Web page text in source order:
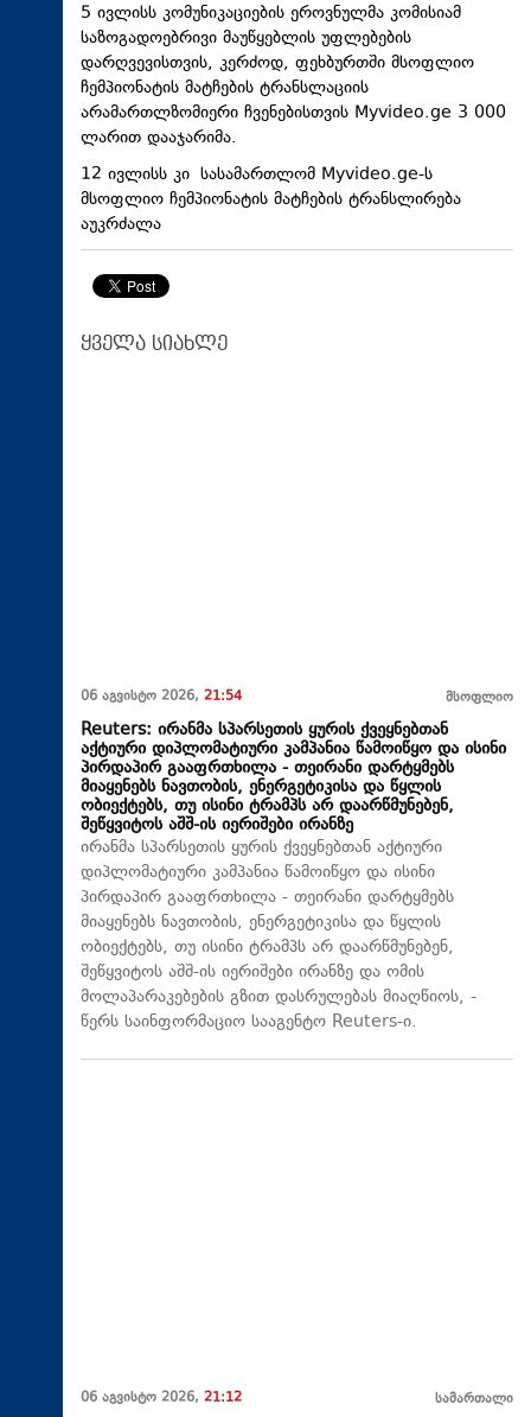
5 ივლისს კომუნიკაციების ეროვნულმა კომისიამ
საზოგადოებრივი მაუწყებლის უფლებების
დარღვევისთვის, კერძოდ, ფეხბურთში მსოფლიო
ჩემპიონატის მატჩების ტრანსლაციის
არამართლზომიერი ჩვენებისთვის Myvideo.ge 3 000
ლარით დააჯარიმა.
12 ივლისს კი სასამართლომ Myvideo.ge-ს
მსოფლიო ჩემპიონატის მატჩების ტრანსლირება
აუკრძალა
ყველა სიახლე
06 აგვისტო 2026, 21:54 მსოფლიო
Reuters: ირანმა სპარსეთის ყურის ქვეყნებთან
აქტიური დიპლომატიური კამპანია წამოიწყო და ისინი
პირდაპირ გააფრთხილა - თეირანი დარტყმებს
მიაყენებს ნავთობის, ენერგეტიკისა და წყლის
ობიექტებს, თუ ისინი ტრამპს არ დაარწმუნებენ,
შეწყვიტოს აშშ-ის იერიშები ირანზე
ირანმა სპარსეთის ყურის ქვეყნებთან აქტიური
დიპლომატიური კამპანია წამოიწყო და ისინი
პირდაპირ გააფრთხილა - თეირანი დარტყმებს
მიაყენებს ნავთობის, ენერგეტიკისა და წყლის
ობიექტებს, თუ ისინი ტრამპს არ დაარწმუნებენ,
შეწყვიტოს აშშ-ის იერიშები ირანზე და ომის
მოლაპარაკებების გზით დასრულებას მიაღწიოს, -
წერს საინფორმაციო სააგენტო Reuters-ი.
06 აგვისტო 2026, 21:12 სამართალი